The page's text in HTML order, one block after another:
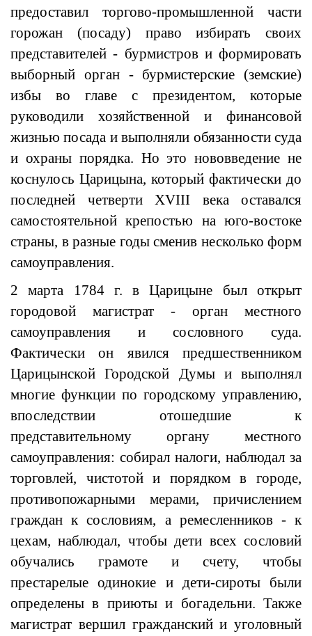
предоставил торгово-промышленной части
горожан (посаду) право избирать своих
представителей - бурмистров и формировать
выборный орган - бурмистерские (земские)
избы во главе с президентом, которые
руководили хозяйственной и финансовой
жизнью посада и выполняли обязанности суда
и охраны порядка. Но это нововведение не
коснулось Царицына, который фактически до
последней четверти XVIII века оставался
самостоятельной крепостью на юго-востоке
страны, в разные годы сменив несколько форм
самоуправления.
2 марта 1784 г. в Царицыне был открыт
городовой магистрат - орган местного
самоуправления и сословного суда.
Фактически он явился предшественником
Царицынской Городской Думы и выполнял
многие функции по городскому управлению,
впоследствии отошедшие к
представительному органу местного
самоуправления: собирал налоги, наблюдал за
торговлей, чистотой и порядком в городе,
противопожарными мерами, причислением
граждан к сословиям, а ремесленников - к
цехам, наблюдал, чтобы дети всех сословий
обучались грамоте и счету, чтобы
престарелые одинокие и дети-сироты были
определены в приюты и богадельни. Также
магистрат вершил гражданский и уголовный